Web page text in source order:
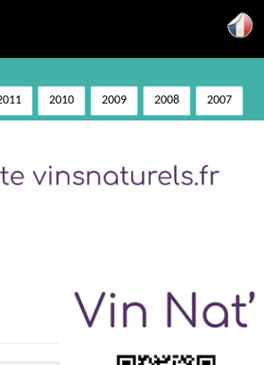
2010 2009 2008 2007